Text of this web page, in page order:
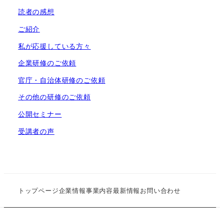
読者の感想
ご紹介
私が応援している方々
企業研修のご依頼
官庁・自治体研修のご依頼
その他の研修のご依頼
公開セミナー
受講者の声
トップページ企業情報事業内容最新情報お問い合わせ